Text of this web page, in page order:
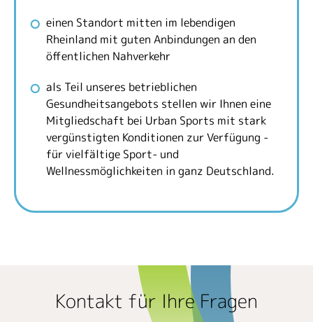
einen Standort mitten im lebendigen
Rheinland mit guten Anbindungen an den
öffentlichen Nahverkehr
als Teil unseres betrieblichen
Gesundheitsangebots stellen wir Ihnen eine
Mitgliedschaft bei Urban Sports mit stark
vergünstigten Konditionen zur Verfügung -
für vielfältige Sport- und
Wellnessmöglichkeiten in ganz Deutschland.
Kontakt für Ihre Fragen